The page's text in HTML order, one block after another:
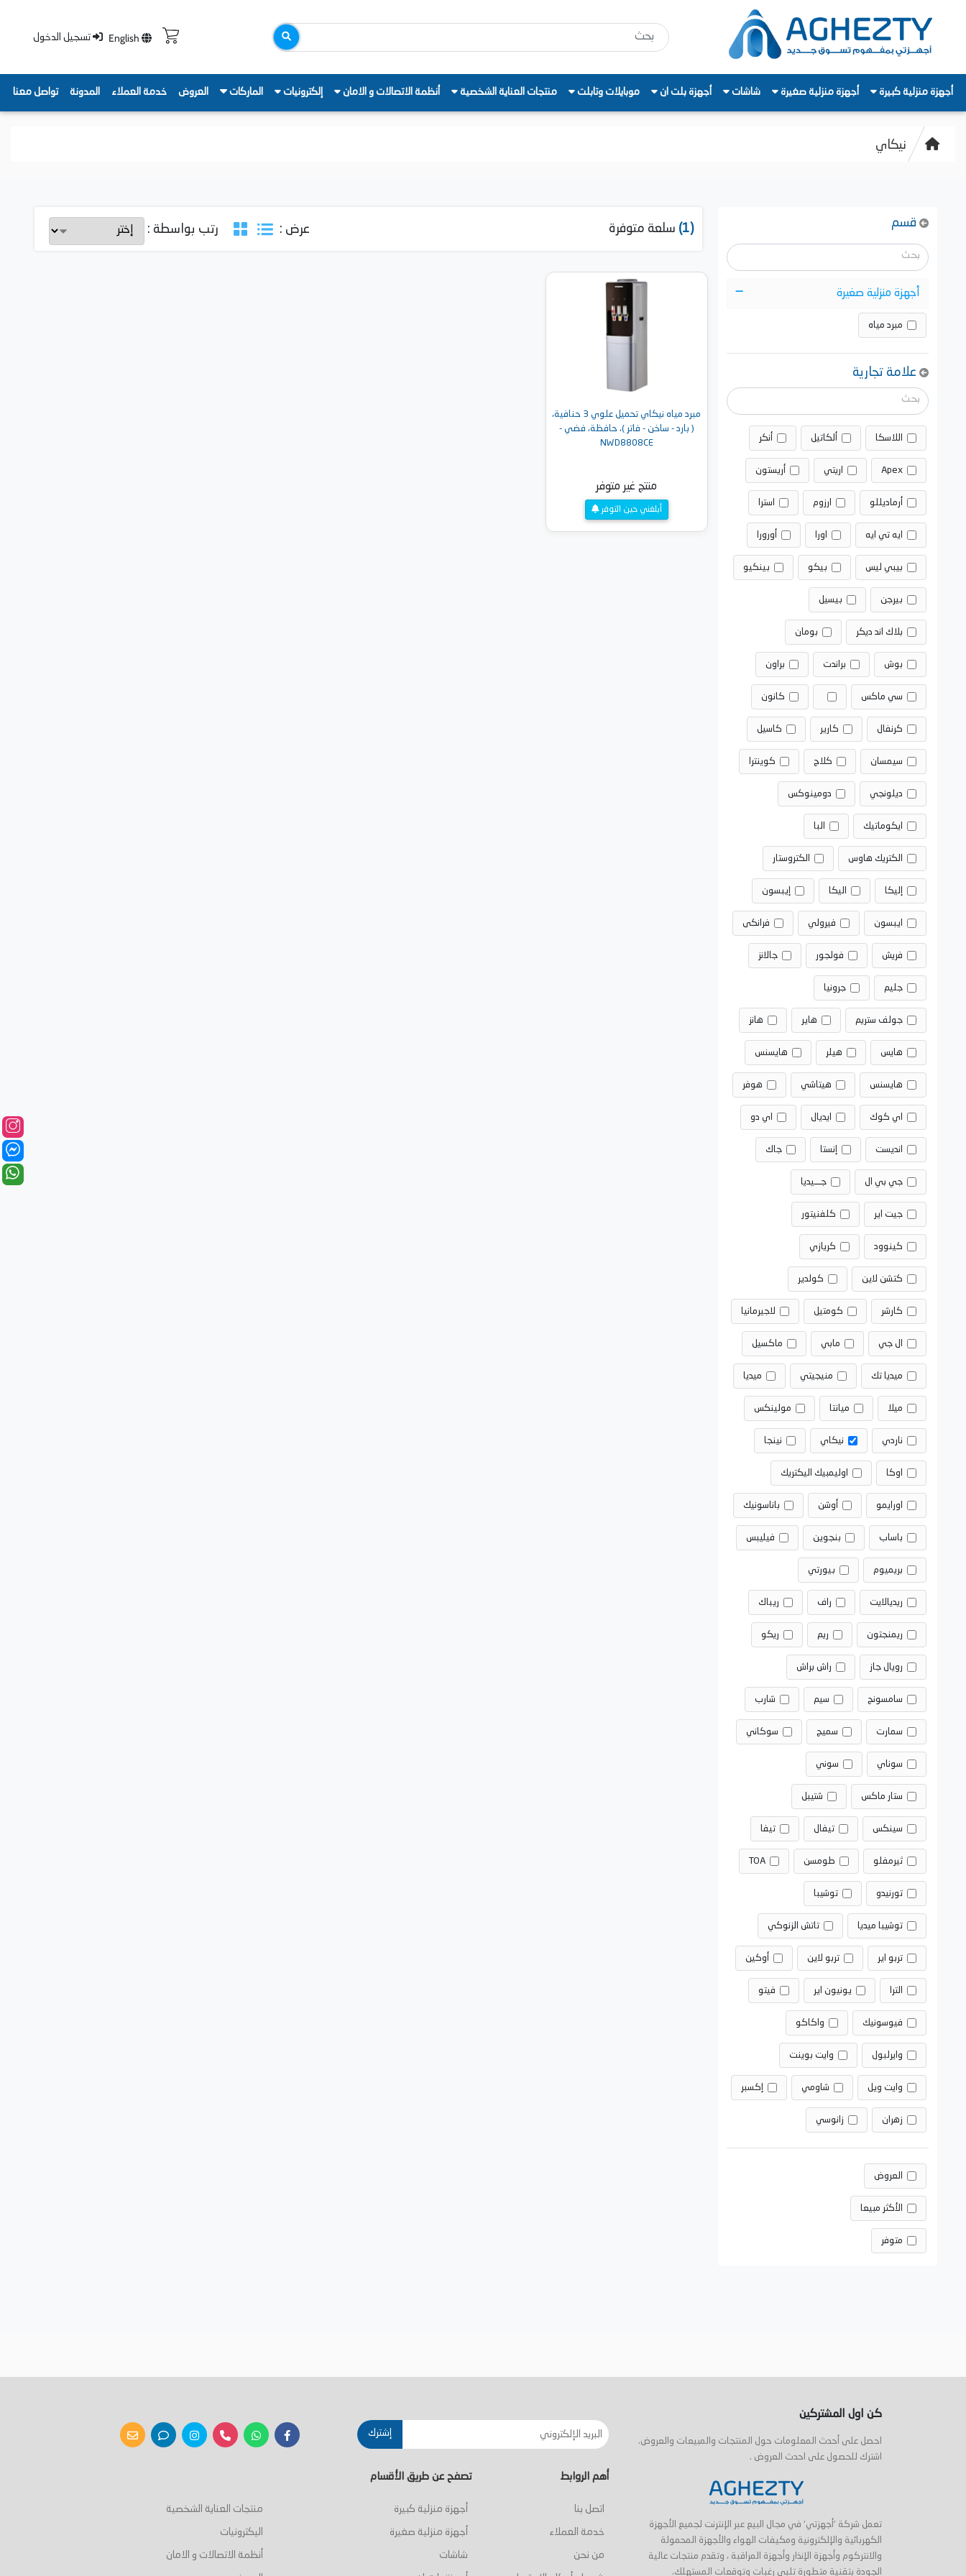
English تسجيل الدخول
أجهزة منزلية كبيرة أجهزة منزلية صغيرة شاشات أجهزة بلت ان موبايلات وتابلت منتجات العناية الشخصية أنظمة الاتصالات و الامان إلكترونيات الماركات العروض خدمة العملاء المدونة تواصل معنا
نيكاي
قسم
أجهزة منزلية صغيرة
مبرد مياه
علامة تجارية
اللاسكا ألكاتيل أنكر
Apex اريتي أريستون
أرماديللو ارزوم استرا
ايه تي ايه اورا أورورا
بيبي ليس بيكو بينكيو
بيرجن بيسيل
بلاك اند ديكر بومان
بوش براندت براون
سي ماكس كانون
كرنفال كارير كاسيل
سيمسان كلاج كوينترا
ديلونجي دومينوكس
ايكوماتيك البا
الكتريك هاوس الكتروستار
إليكا اليكا إيبسون
ايبسون فيرولي فرانكى
فريش فولجور جالانز
جليم جرونيا
جولف ستريم هاير هانز
هايس هيلر هايسنس
هايسنس هيتاشي هوفر
اي كوك ايديال اي دو
انديست إنستا جاك
جي بي ال جـــيديا
جيت اير كلفنيتور
كينوود كريازي
كتشن لاين كولدير
كارشر كومتيل لاجيرمانيا
ال جي مابي ماكسيل
ميديا تك منيجيتي ميديا
ميلا ميانتا مولينكس
ناردي نيكاي نينجا
اوكا اوليمبيك اليكتريك
اورايمو أوشن باناسونيك
باساب بنجوين فيليبس
بريميوم بيورتي
ريديالايت راف ريباك
ريمنجتون ريم ريكو
رويال جاز راش براش
سامسونج سيم شارب
سمارت سميج سوكاني
سوناي سوني
ستار ماكس شتيبل
سينكس تيفال تيفا
ثيرمفلو طومسن TOA
تورنيدو توشيبا
توشيبا ميديا تاتش الزنوكي
تربو اير تربو لاين أوكين
الترا يونيون اير فيتو
فيوسونيك واكاكو
وايرلبول وايت بوينت
وايت ويل شاومي إكسبر
زهران زانوسي
العروض
الأكثر مبيعا
متوفر
(1) سلعة متوفرة عرض : رتب بواسطة :
مبرد مياه نيكاي تحميل علوي 3 حنافية،
( بارد - ساخن - فاتر )، حافظة، فضي -
NWD8808CE
منتج غير متوفر
أبلغني حين التوفر
كن اول المشتركين
احصل على أحدث المعلومات حول المنتجات والمبيعات والعروض.
اشترك للحصول على احدث العروض .
إشترك
تعمل شركة 'أجهزتي' في مجال البيع عبر الإنترنت لجميع الأجهزة
الكهربائية والإلكترونية ومكيفات الهواء والأجهزة المحمولة
والانتركوم وأجهزة الإنذار وأجهزة المراقبة ، وتقدم منتجات عالية
الجودة بتقنية متطورة تلبي رغبات وتوقعات المستهلك.
أهم الروابط
اتصل بنا
خدمة العملاء
من نحن
تصفح عن طريق الأقسام
أجهزة منزلية كبيرة
أجهزة منزلية صغيرة
شاشات
منتجات العناية الشخصية
اليكترونيات
أنظمة الاتصالات و الامان